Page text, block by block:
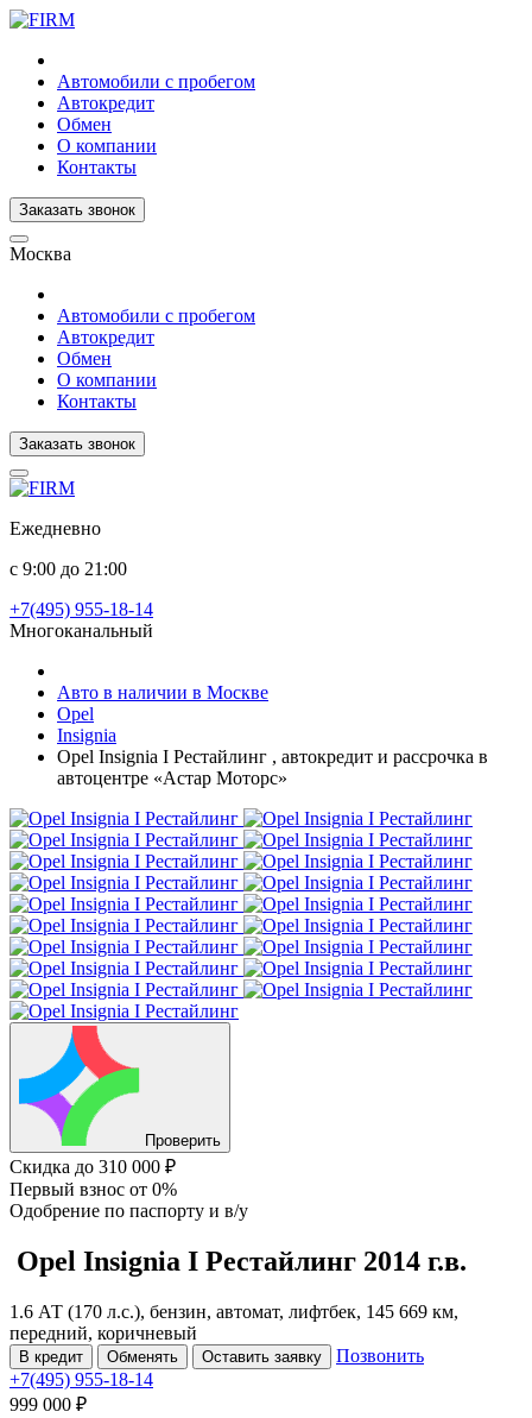
Автомобили с пробегом
Автокредит
Обмен
О компании
Контакты
Заказать звонок
Москва
Автомобили с пробегом
Автокредит
Обмен
О компании
Контакты
Заказать звонок
Ежедневно
с 9:00 до 21:00
+7(495) 955-18-14
Многоканальный
Авто в наличии в Москве
Opel
Insignia
Opel Insignia I Рестайлинг , автокредит и рассрочка в
автоцентре «Астар Моторс»
Проверить
Скидка до 310 000 ₽
Первый взнос от 0%
Одобрение по паспорту и в/у
Opel Insignia I Рестайлинг 2014 г.в.
1.6 АТ (170 л.с.), бензин, автомат, лифтбек, 145 669 км,
передний, коричневый
В кредит Обменять Оставить заявку
Позвонить
+7(495) 955-18-14
999 000 ₽